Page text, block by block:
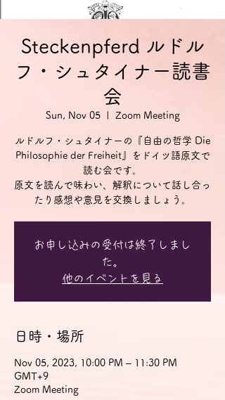
Steckenpferd ルドル
フ・シュタイナー読書
会
Sun, Nov 05
  |
Zoom Meeting
ルドルフ・シュタイナーの『自由の哲学 Die
Philosophie der Freiheit』をドイツ語原文で
読む会です。
原文を読んで味わい、解釈について話し合っ
お申し込みの受付は終了しまし
た。
他のイベントを見る
日時・場所
Nov 05, 2023, 10:00 PM – 11:30 PM
GMT+9
Zoom Meeting